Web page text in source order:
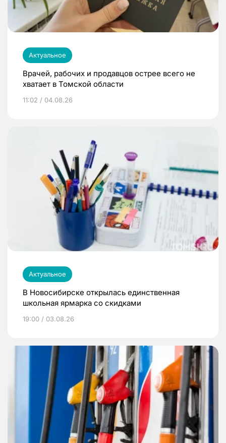
Актуальное
Врачей, рабочих и продавцов острее всего не
хватает в Томской области
11:02 / 04.08.26
Актуальное
В Новосибирске открылась единственная
школьная ярмарка со скидками
19:00 / 03.08.26